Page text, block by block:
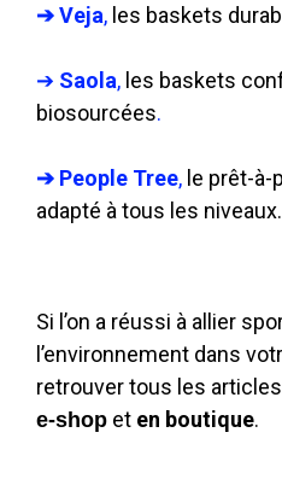
➔ Veja, les baskets
➔ Saola, les baskets
biosourcées.
➔ People Tree, le prêt-à-
adapté à tous les niveaux.
Si l’on a réussi à allier
l’environnement dans
retrouver tous les
e-shop et en boutique.